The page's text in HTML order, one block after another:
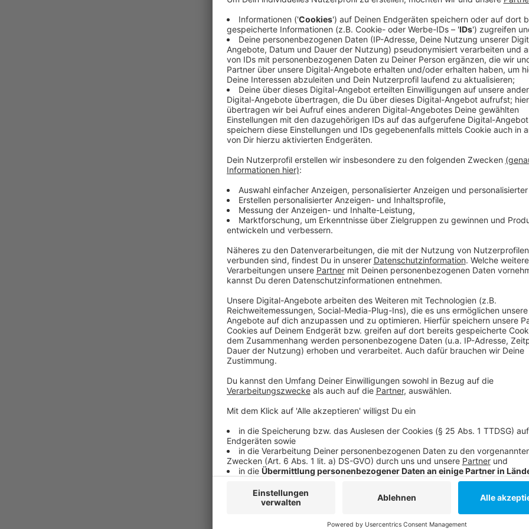
Bilanz des Prinzenpaares
Anzeige
Im AD-Interview haben Venetia Evelyn und Prinz
Karnevalssession gezogen:
Anzeige
Das Düsseldorfer Prinzenpaar zieht Bilanz
Anzeige
Morgen an Veilchendienstag (04. März 2025) wird
durch Oberbürgermeister Stephan Keller und Lothar
Düsseldorfer Carneval, dann offiziell verabschiedet.
Anzeige
Weitere Infos und Links zum Thema:
Anzeige
Unsere Sonderseite zum Karneval
Die Mottowagen aus dem Jahr 2024
Unsere Brauchtums-Seite